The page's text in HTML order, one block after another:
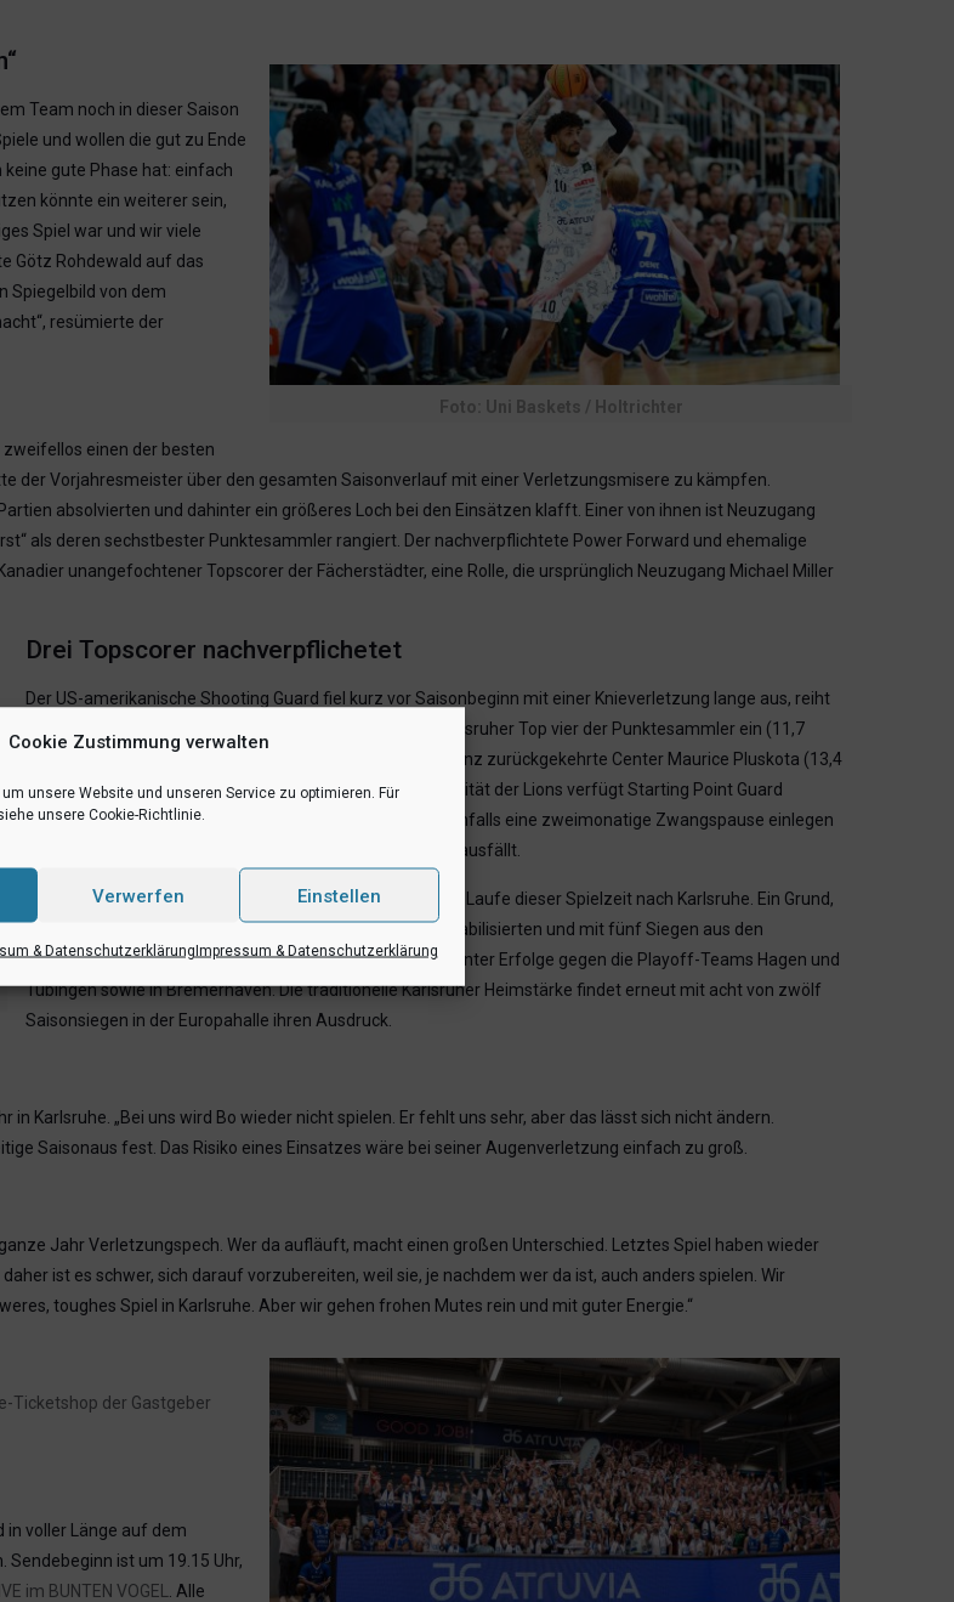
Cookie Zustimmung verwalten
unsere Website und unseren Service zu optimieren. Für
unsere Cookie-Richtlinie.
Verwerfen Einstellen
& DatenschutzerklärungImpressum & Datenschutzerklärung
Foto: Uni Baskets / Holtrichter
Team noch in dieser Saison
und wollen die gut zu Ende
gute Phase hat: einfach
könnte ein weiterer sein,
Spiel war und wir viele
Götz Rohdewald auf das
Spiegelbild von dem
resümierte der
einen der besten
der Vorjahresmeister über den gesamten Saisonverlauf mit einer Verletzungsmisere zu kämpfen.
absolvierten und dahinter ein größeres Loch bei den Einsätzen klafft. Einer von ihnen ist Neuzugang
als deren sechstbester Punktesammler rangiert. Der nachverpflichtete Power Forward und ehemalige
unangefochtener Topscorer der Fächerstädter, eine Rolle, die ursprünglich Neuzugang Michael Miller
Drei Topscorer nachverpflichetet
Der US-amerikanische Shooting Guard fiel kurz vor Saisonbeginn mit einer Knieverletzung lange aus, reiht
sich aber immerhin seit neun Spieltagen wieder in die Karlsruher Top vier der Punktesammler ein (11,7
Punkte), zu der auch der mitten in der Hinrunde aus Koblenz zurückgekehrte Center Maurice Pluskota (13,4
Punkte) gehört. Über die vielleicht größte individuelle Qualität der Lions verfügt Starting Point Guard
O‘Showen Williams (14,6 Punkte und 4,9 Assists) der ebenfalls eine zweimonatige Zwangspause einlegen
musste, und inzwischen wiederum seit dem 27. Spieltag ausfällt.
Drei der vier besten Punktesammler kamen somit erst im Laufe dieser Spielzeit nach Karlsruhe. Ein Grund,
warum sich die Badener erst in der Rückrunde deutlich stabilisierten und mit fünf Siegen aus den
vergangenen acht Partien zur „alten“ Stärke fanden, darunter Erfolge gegen die Playoff-Teams Hagen und
Tübingen sowie in Bremerhaven. Die traditionelle Karlsruher Heimstärke findet erneut mit acht von zwölf
Saisonsiegen in der Europahalle ihren Ausdruck.
Karlsruhe. „Bei uns wird Bo wieder nicht spielen. Er fehlt uns sehr, aber das lässt sich nicht ändern.
Saisonaus fest. Das Risiko eines Einsatzes wäre bei seiner Augenverletzung einfach zu groß.
Jahr Verletzungspech. Wer da aufläuft, macht einen großen Unterschied. Letztes Spiel haben wieder
ist es schwer, sich darauf vorzubereiten, weil sie, je nachdem wer da ist, auch anders spielen. Wir
toughes Spiel in Karlsruhe. Aber wir gehen frohen Mutes rein und mit guter Energie.“
Ticketshop der Gastgeber
in voller Länge auf dem
Sendebeginn ist um 19.15 Uhr,
im BUNTEN VOGEL
. Alle